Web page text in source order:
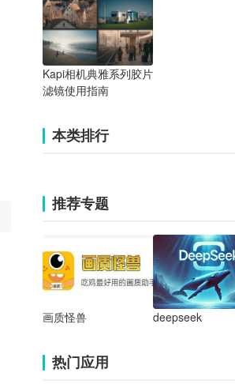
Kapi相机典雅系列胶片
滤镜使用指南
本类排行
推荐专题
画质怪兽 deepseek
热门应用